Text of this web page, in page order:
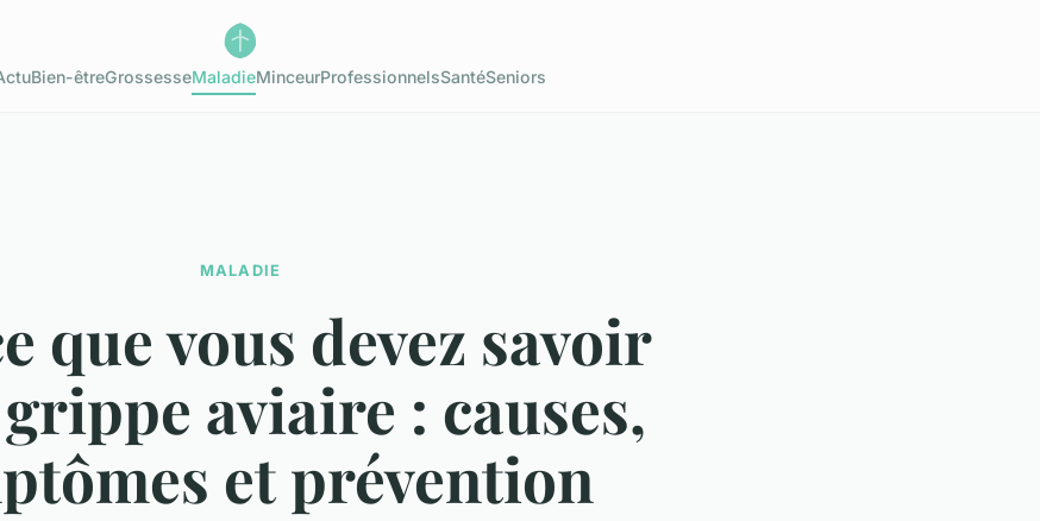
Bien-êtreGrossesseMaladieMinceurProfessionnelsSantéSeniors
MALADIE
que vous devez savoir
aviaire : causes,
et prévention